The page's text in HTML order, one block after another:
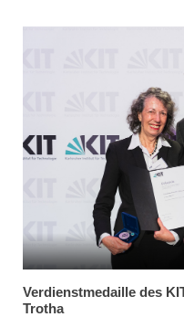
Verdienstmedaille des
Trotha